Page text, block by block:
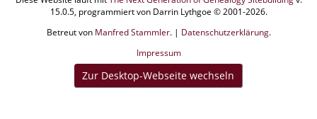
15.0.5, programmiert von Darrin Lythgoe © 2001-2026.
Betreut von Manfred Stammler. | Datenschutzerklärung.
Impressum
Zur Desktop-Webseite wechseln